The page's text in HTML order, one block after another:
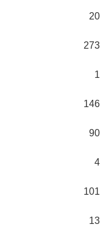
20
273
1
146
90
4
101
13